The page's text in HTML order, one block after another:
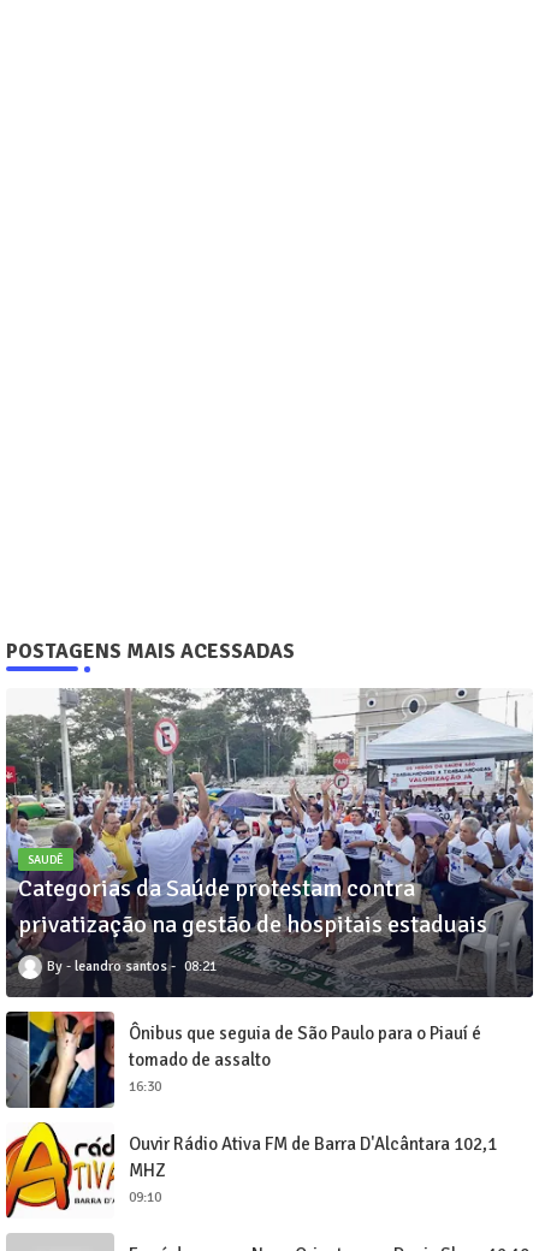
POSTAGENS MAIS ACESSADAS
SAUDÊ
Categorias da Saúde protestam contra
privatização na gestão de hospitais estaduais
leandro santos 08:21
Ônibus que seguia de São Paulo para o Piauí é
tomado de assalto
16:30
Ouvir Rádio Ativa FM de Barra D'Alcântara 102,1
MHZ
09:10